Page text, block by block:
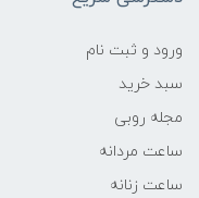
ورود و ثبت نام
سبد خرید
مجله روبی
ساعت مردانه
ساعت زنانه